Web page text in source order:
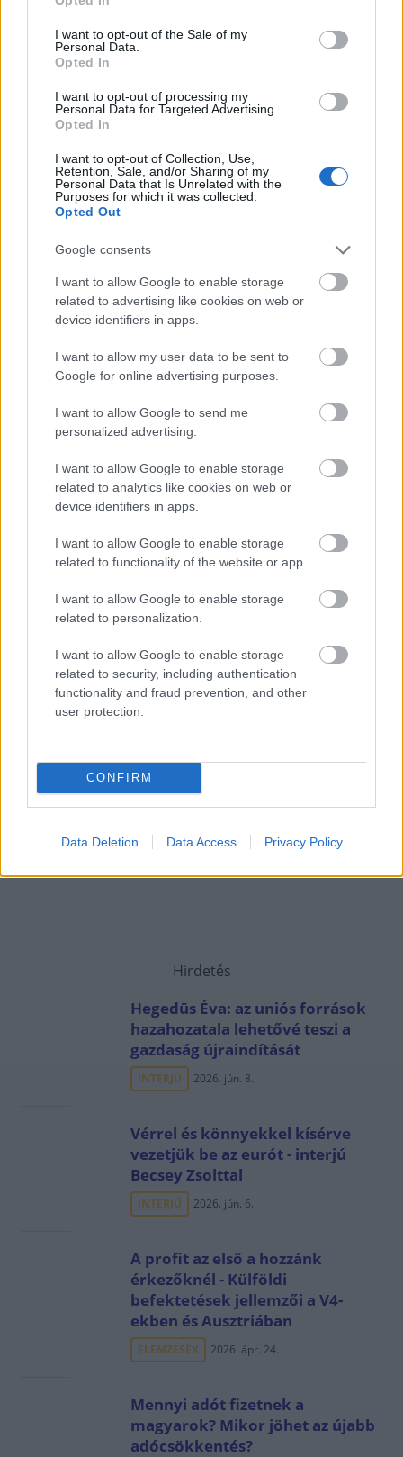
use your data for below specified purposes in below Google
consent section.
I want to opt-out of the Sale of my
Personal Data.
Opted In
I want to opt-out of processing my
Personal Data for Targeted Advertising.
Opted In
I want to opt-out of Collection, Use,
Retention, Sale, and/or Sharing of my
Personal Data that Is Unrelated with the
Purposes for which it was collected.
Opted Out
Google consents
I want to allow Google to enable storage
related to advertising like cookies on web or
device identifiers in apps.
I want to allow my user data to be sent to
Google for online advertising purposes.
I want to allow Google to send me
personalized advertising.
I want to allow Google to enable storage
related to analytics like cookies on web or
device identifiers in apps.
I want to allow Google to enable storage
related to functionality of the website or app.
I want to allow Google to enable storage
related to personalization.
I want to allow Google to enable storage
related to security, including authentication
functionality and fraud prevention, and other
user protection.
CONFIRM
Data Deletion Data Access Privacy Policy
rakétázása miatt
HÍREK 4 órája
Bizarr baleset történt a budapesti metrón
6 órája
NÉPSZERŰ
Hirdetés
Hegedüs Éva: az uniós források
hazahozatala lehetővé teszi a
gazdaság újraindítását
INTERJÚ 2026. jún. 8.
Vérrel és könnyekkel kísérve
vezetjük be az eurót - interjú
Becsey Zsolttal
INTERJÚ 2026. jún. 6.
A profit az első a hozzánk
érkezőknél - Külföldi
befektetések jellemzői a V4-
ekben és Ausztriában
ELEMZÉSEK 2026. ápr. 24.
Mennyi adót fizetnek a
magyarok? Mikor jöhet az újabb
adócsökkentés?